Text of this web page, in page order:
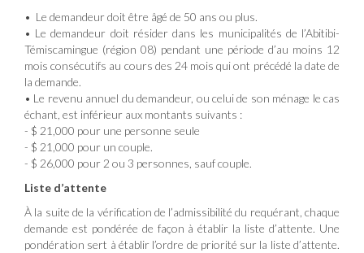
• Le demandeur doit être âgé de 50 ans ou plus.
• Le demandeur doit résider dans les municipalités de l’Abitibi-
Témiscamingue (région 08) pendant une période d’au moins 12
mois consécutifs au cours des 24 mois qui ont précédé la date de
la demande.
• Le revenu annuel du demandeur, ou celui de son ménage le cas
échant, est inférieur aux montants suivants :
- $ 21,000 pour une personne seule
- $ 21,000 pour un couple.
- $ 26,000 pour 2 ou 3 personnes, sauf couple.
Liste d’attente
À la suite de la vérification de l’admissibilité du requérant, chaque
demande est pondérée de façon à établir la liste d’attente. Une
pondération sert à établir l’ordre de priorité sur la liste d’attente.